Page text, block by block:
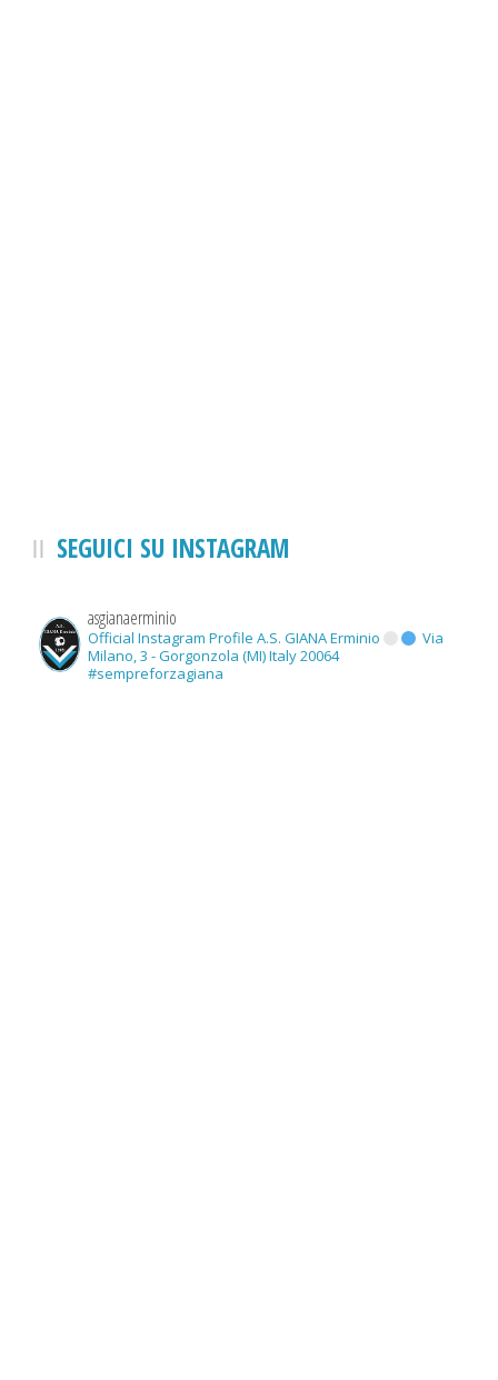
SEGUICI SU INSTAGRAM
asgianaerminio
Official Instagram Profile A.S. GIANA Erminio
Via
Milano, 3 - Gorgonzola (MI) Italy 20064
#sempreforzagiana